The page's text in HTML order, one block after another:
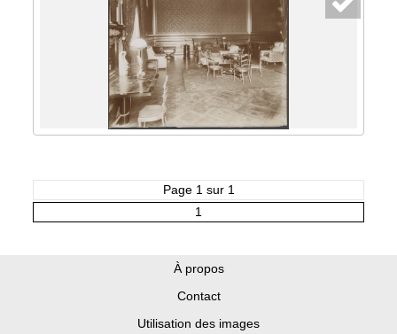
Page 1 sur 1
1
À propos
Contact
Utilisation des images